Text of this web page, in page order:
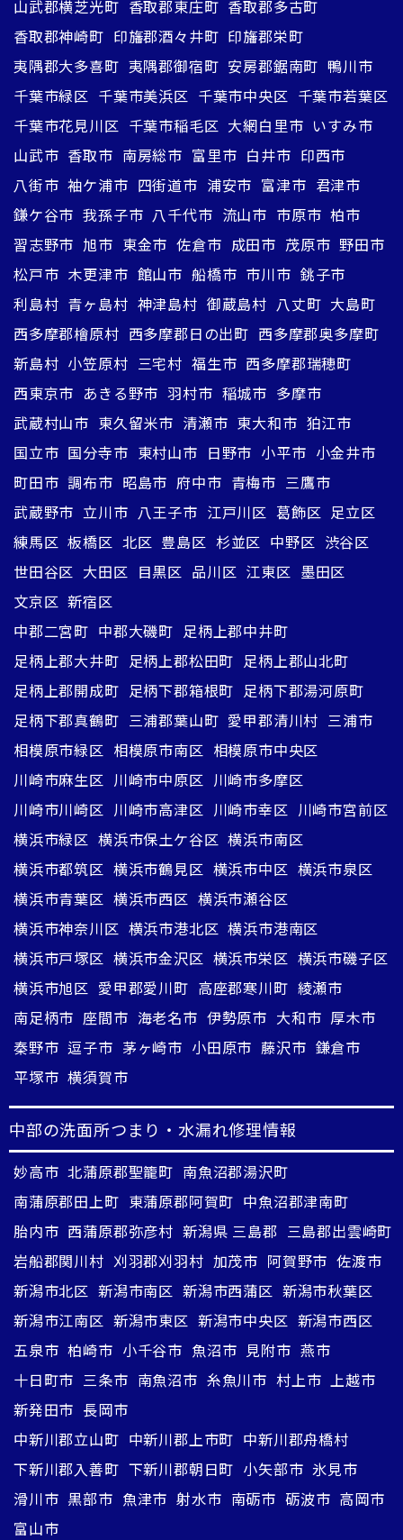
山武郡横芝光町 香取郡東庄町 香取郡多古町
香取郡神崎町 印旛郡酒々井町 印旛郡栄町
夷隅郡大多喜町 夷隅郡御宿町 安房郡鋸南町 鴨川市
千葉市緑区 千葉市美浜区 千葉市中央区 千葉市若葉区
千葉市花見川区 千葉市稲毛区 大網白里市 いすみ市
山武市 香取市 南房総市 富里市 白井市 印西市
八街市 袖ケ浦市 四街道市 浦安市 富津市 君津市
鎌ケ谷市 我孫子市 八千代市 流山市 市原市 柏市
習志野市 旭市 東金市 佐倉市 成田市 茂原市 野田市
松戸市 木更津市 館山市 船橋市 市川市 銚子市
利島村 青ヶ島村 神津島村 御蔵島村 八丈町 大島町
西多摩郡檜原村 西多摩郡日の出町 西多摩郡奥多摩町
新島村 小笠原村 三宅村 福生市 西多摩郡瑞穂町
西東京市 あきる野市 羽村市 稲城市 多摩市
武蔵村山市 東久留米市 清瀬市 東大和市 狛江市
国立市 国分寺市 東村山市 日野市 小平市 小金井市
町田市 調布市 昭島市 府中市 青梅市 三鷹市
武蔵野市 立川市 八王子市 江戸川区 葛飾区 足立区
練馬区 板橋区 北区 豊島区 杉並区 中野区 渋谷区
世田谷区 大田区 目黒区 品川区 江東区 墨田区
文京区 新宿区
中郡二宮町 中郡大磯町 足柄上郡中井町
足柄上郡大井町 足柄上郡松田町 足柄上郡山北町
足柄上郡開成町 足柄下郡箱根町 足柄下郡湯河原町
足柄下郡真鶴町 三浦郡葉山町 愛甲郡清川村 三浦市
相模原市緑区 相模原市南区 相模原市中央区
川崎市麻生区 川崎市中原区 川崎市多摩区
川崎市川崎区 川崎市高津区 川崎市幸区 川崎市宮前区
横浜市緑区 横浜市保土ケ谷区 横浜市南区
横浜市都筑区 横浜市鶴見区 横浜市中区 横浜市泉区
横浜市青葉区 横浜市西区 横浜市瀬谷区
横浜市神奈川区 横浜市港北区 横浜市港南区
横浜市戸塚区 横浜市金沢区 横浜市栄区 横浜市磯子区
横浜市旭区 愛甲郡愛川町 高座郡寒川町 綾瀬市
南足柄市 座間市 海老名市 伊勢原市 大和市 厚木市
秦野市 逗子市 茅ヶ崎市 小田原市 藤沢市 鎌倉市
平塚市 横須賀市
中部の洗面所つまり・水漏れ修理情報
妙高市 北蒲原郡聖籠町 南魚沼郡湯沢町
南蒲原郡田上町 東蒲原郡阿賀町 中魚沼郡津南町
胎内市 西蒲原郡弥彦村 新潟県 三島郡 三島郡出雲崎町
岩船郡関川村 刈羽郡刈羽村 加茂市 阿賀野市 佐渡市
新潟市北区 新潟市南区 新潟市西蒲区 新潟市秋葉区
新潟市江南区 新潟市東区 新潟市中央区 新潟市西区
五泉市 柏崎市 小千谷市 魚沼市 見附市 燕市
十日町市 三条市 南魚沼市 糸魚川市 村上市 上越市
新発田市 長岡市
中新川郡立山町 中新川郡上市町 中新川郡舟橋村
下新川郡入善町 下新川郡朝日町 小矢部市 氷見市
滑川市 黒部市 魚津市 射水市 南砺市 砺波市 高岡市
富山市